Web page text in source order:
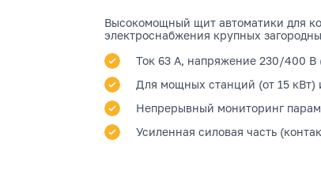
Высокомощный щит автоматики для
электроснабжения крупных
Ток 63 А, напряжение 230/400 В
Для мощных станций (от 15
Непрерывный мониторинг
Усиленная силовая часть